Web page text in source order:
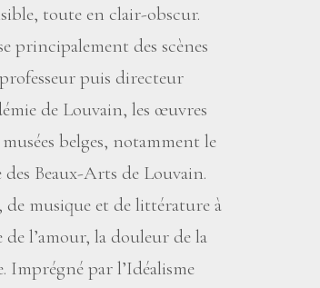
toute en clair-obscur.
principalement des scènes
puis directeur
de Louvain, les œuvres
belges, notamment le
Beaux-Arts de Louvain.
musique et de littérature à
de l’amour, la douleur de la
par l’Idéalisme